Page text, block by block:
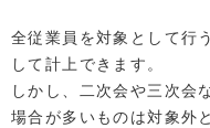
全従業員を対象として行
して計上できます。
しかし、二次会や三次会
場合が多いものは対象外